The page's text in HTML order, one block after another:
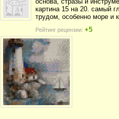
картина 15 на 20. самый
трудом, особенно море и
Рейтинг рецензии: +5